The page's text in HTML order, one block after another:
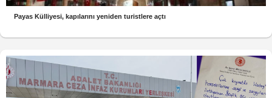
Payas Külliyesi, kapılarını yeniden turistlere açtı